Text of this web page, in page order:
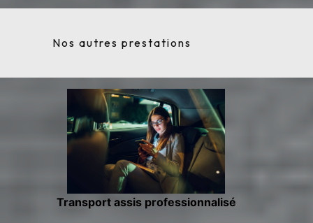
Nos autres prestations
Transport assis professionnalisé